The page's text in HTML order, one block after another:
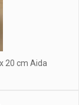
20 cm Aida